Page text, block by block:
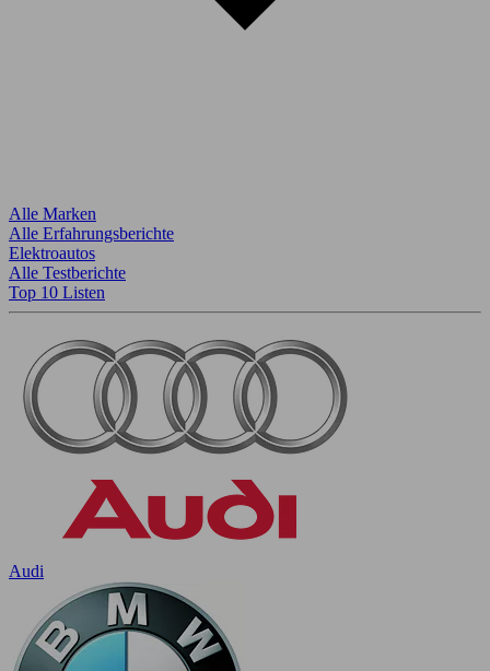
Alle Marken
Alle Erfahrungsberichte
Elektroautos
Alle Testberichte
Top 10 Listen
Audi